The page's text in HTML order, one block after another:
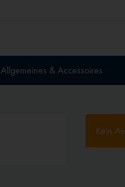
Allgemeines & Accessoires
Kein